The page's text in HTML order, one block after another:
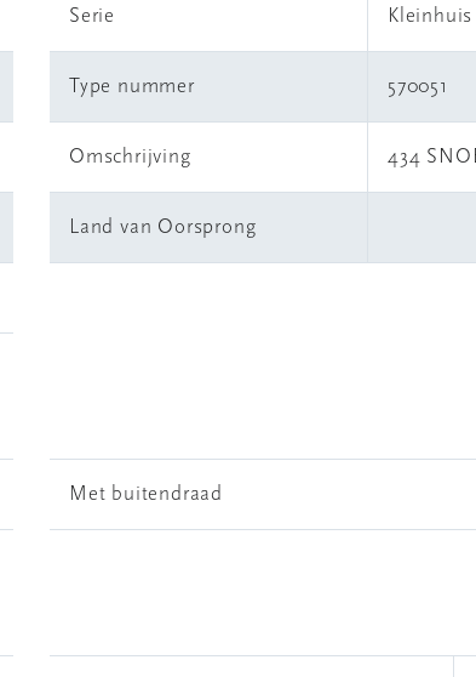
Serie
Type nummer 570051
Omschrijving 434
Land van Oorsprong
Met buitendraad